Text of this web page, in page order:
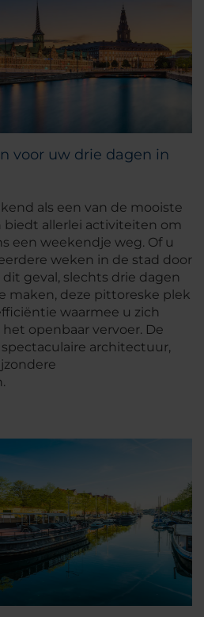
voor uw drie dagen in
als een van de mooiste
biedt allerlei activiteiten om
een weekendje weg. Of u
weken in de stad door
geval, slechts drie dagen
maken, deze pittoreske plek
waarmee u zich
openbaar vervoer. De
architectuur,